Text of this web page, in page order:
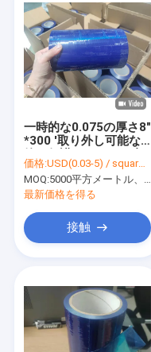
製品
ビデオ
一時的な0.075の厚さ8"
*300 '取り外し可能な
いテープ
価格:USD(0.03-5) / square meter
MOQ:5000平方メートル、印刷を用いる10000平方メートル
最新価格を得る
接触